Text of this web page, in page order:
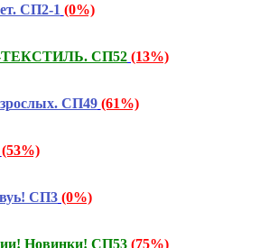
СП2-1 (0%)
ТЕКСТИЛЬ. СП52 (13%)
СП49 (61%)
(53%)
СП3 (0%)
Новинки! СП53 (75%)